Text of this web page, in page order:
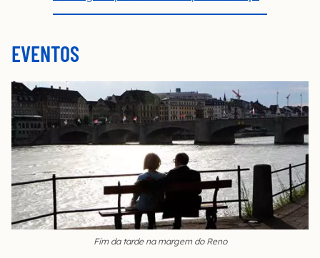
EVENTOS
Fim da tarde na margem do Reno